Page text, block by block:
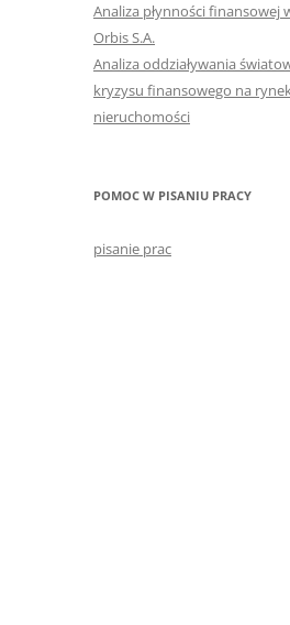
Analiza płynności finansowej
Orbis S.A.
Analiza oddziaływania
kryzysu finansowego na
nieruchomości
POMOC W PISANIU PRACY
pisanie prac